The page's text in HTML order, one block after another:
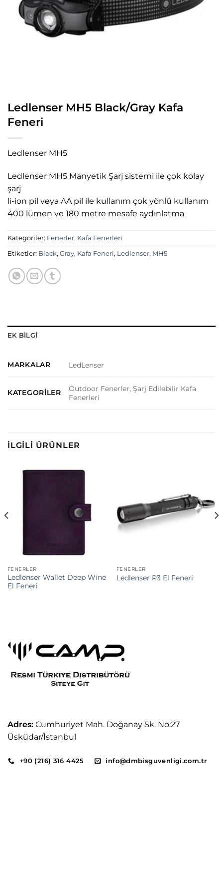
Ledlenser MH5 Black/Gray Kafa
Feneri
Ledlenser MH5
Ledlenser MH5 Manyetik Şarj sistemi ile çok kolay
şarj
li-ion pil veya AA pil ile kullanım çok yönlü kullanım
400 lümen ve 180 metre mesafe aydınlatma
Kategoriler: Fenerler, Kafa Fenerleri
Etiketler: Black, Gray, Kafa Feneri, Ledlenser, MH5
EK BILGI
MARKALAR LedLenser
KATEGORILER
Outdoor Fenerler, Şarj Edilebilir Kafa
Fenerleri
İLGILI ÜRÜNLER
FENERLER
Ledlenser Wallet Deep Wine
El Feneri
FENERLER
Ledlenser P3 El Feneri
Adres: Cumhuriyet Mah. Doğanay Sk. No:27
Üsküdar/İstanbul
+90 (216) 316 4425 info@dmbisguvenligi.com.tr